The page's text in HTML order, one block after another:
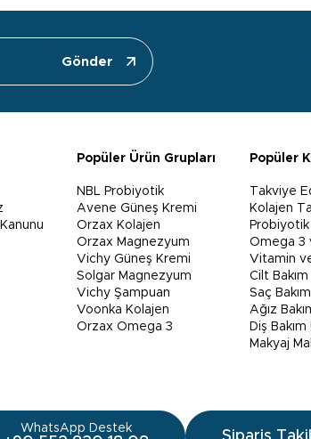
Gönder
Popüler Ürün Grupları
NBL Probiyotik
Avene Güneş Kremi
Orzax Kolajen
Orzax Magnezyum
Vichy Güneş Kremi
Solgar Magnezyum
Vichy Şampuan
Voonka Kolajen
Orzax Omega 3
Popüler
Takviye
Kolajen
Omega 3
Vitamin
Cilt
Saç
Ağız
Diş
Makyaj
WhatsApp Destek